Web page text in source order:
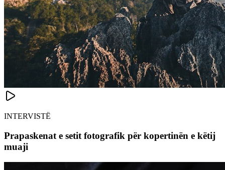
INTERVISTË
Prapaskenat e setit fotografik për kopertinën e këtij
muaji